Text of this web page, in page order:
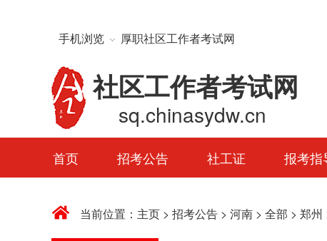
手机浏览 厚职社区工作者考试网
社区工作者考试网
sq.chinasydw.cn
首页 招考公告 社工证 报考指
当前位置： 主页 > 招考公告 > 河南 > 全部 > 郑州